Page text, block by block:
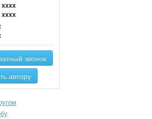
звонок
автору